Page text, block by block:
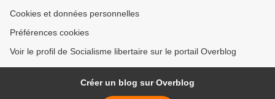
Cookies et données personnelles
Préférences cookies
Voir le profil de Socialisme libertaire sur le portail Overblog
Créer un blog sur Overblog